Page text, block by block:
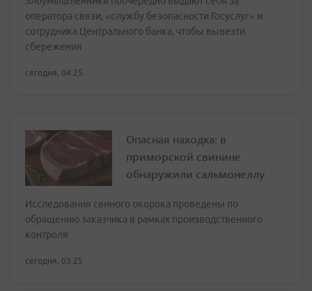
оператора связи, «службу безопасности Госуслуг» и
сотрудника Центрального банка, чтобы вывезти
сбережения
сегодня, 04:25
Опасная находка: в
приморской свинине
обнаружили сальмонеллу
Исследования свиного окорока проведены по
обращению заказчика в рамках производственного
контроля
сегодня, 03:25